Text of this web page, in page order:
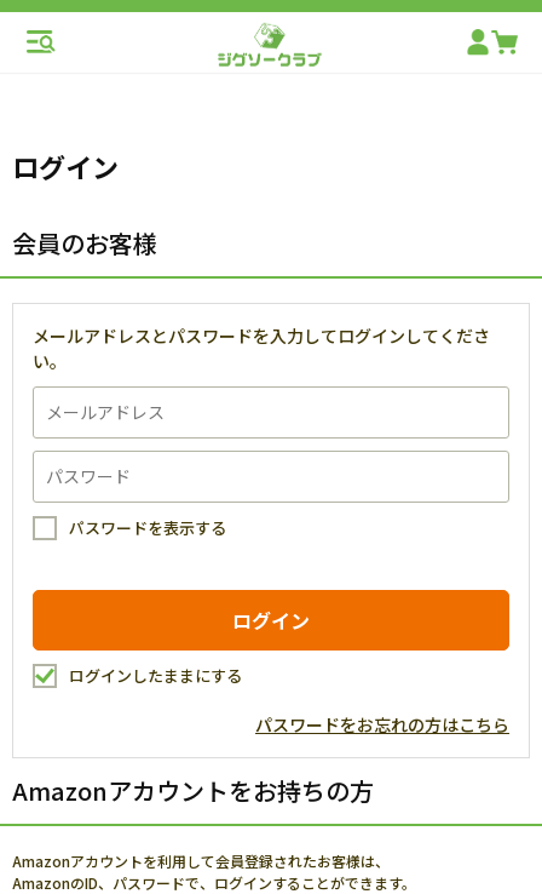
ログイン
会員のお客様
メールアドレスとパスワードを入力してログインしてくださ
い。
パスワードを表示する
ログインしたままにする
パスワードをお忘れの方はこちら
Amazonアカウントをお持ちの方
Amazonアカウントを利用して会員登録されたお客様は、
AmazonのID、パスワードで、ログインすることができます。